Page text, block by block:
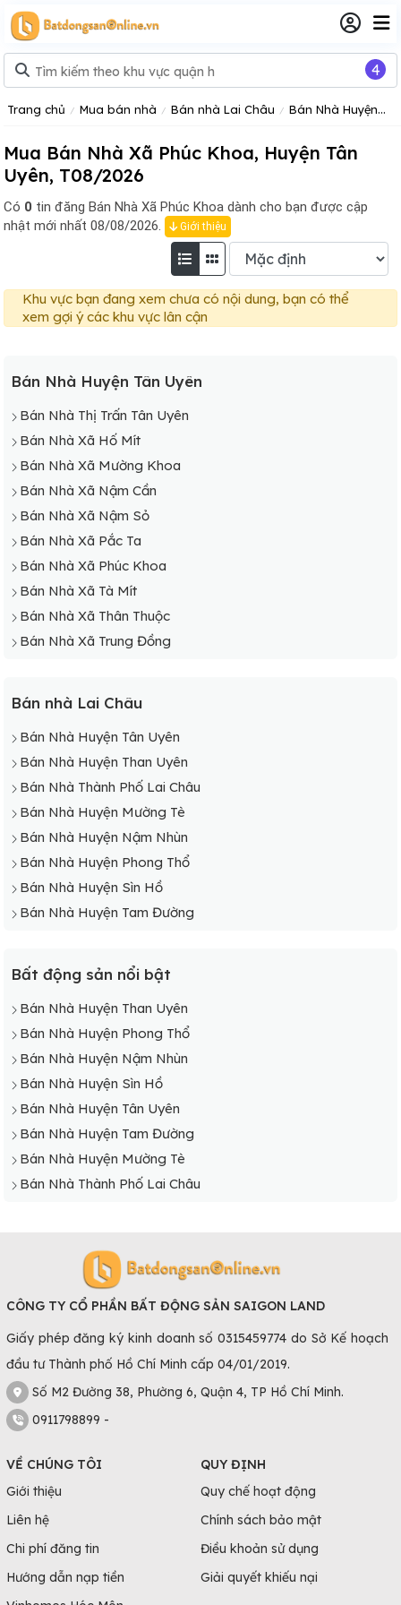
Trang chủ Mua bán nhà Bán nhà Lai Châu Bán Nhà Huyện Tân Uyên
Mua Bán Nhà Xã Phúc Khoa, Huyện Tân
Uyên, T08/2026
Có 0 tin đăng Bán Nhà Xã Phúc Khoa dành cho bạn được cập
nhật mới nhất 08/08/2026.
Giới thiệu
Khu vực bạn đang xem chưa có nội dung, bạn có thể
xem gợi ý các khu vực lân cận
Bán Nhà Huyện Tân Uyên
Bán Nhà Thị Trấn Tân Uyên
Bán Nhà Xã Hố Mít
Bán Nhà Xã Mường Khoa
Bán Nhà Xã Nậm Cần
Bán Nhà Xã Nậm Sỏ
Bán Nhà Xã Pắc Ta
Bán Nhà Xã Phúc Khoa
Bán Nhà Xã Tà Mít
Bán Nhà Xã Thân Thuộc
Bán Nhà Xã Trung Đồng
Bán nhà Lai Châu
Bán Nhà Huyện Tân Uyên
Bán Nhà Huyện Than Uyên
Bán Nhà Thành Phố Lai Châu
Bán Nhà Huyện Mường Tè
Bán Nhà Huyện Nậm Nhùn
Bán Nhà Huyện Phong Thổ
Bán Nhà Huyện Sìn Hồ
Bán Nhà Huyện Tam Đường
Bất động sản nổi bật
Bán Nhà Huyện Than Uyên
Bán Nhà Huyện Phong Thổ
Bán Nhà Huyện Nậm Nhùn
Bán Nhà Huyện Sìn Hồ
Bán Nhà Huyện Tân Uyên
Bán Nhà Huyện Tam Đường
Bán Nhà Huyện Mường Tè
Bán Nhà Thành Phố Lai Châu
4
CÔNG TY CỔ PHẦN BẤT ĐỘNG SẢN SAIGON LAND
Giấy phép đăng ký kinh doanh số 0315459774 do Sở Kế hoạch
đầu tư Thành phố Hồ Chí Minh cấp 04/01/2019.
Số M2 Đường 38, Phường 6, Quận 4, TP Hồ Chí Minh.
0911798899 -
VỀ CHÚNG TÔI
Giới thiệu
Liên hệ
Chi phí đăng tin
Hướng dẫn nạp tiền
QUY ĐỊNH
Quy chế hoạt động
Chính sách bảo mật
Điều khoản sử dụng
Giải quyết khiếu nại